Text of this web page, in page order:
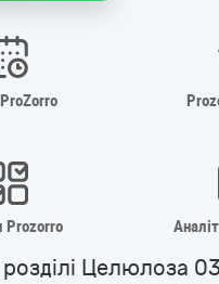
Prozorro
Целюлоза